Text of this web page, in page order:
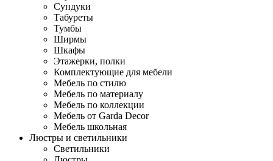
Сундуки
Табуреты
Тумбы
Ширмы
Шкафы
Этажерки, полки
Комплектующие для мебели
Мебель по стилю
Мебель по материалу
Мебель по коллекции
Мебель от Garda Decor
Мебель школьная
Люстры и светильники
Светильники